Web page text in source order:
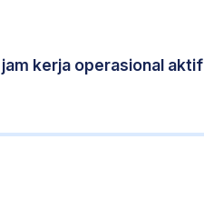
kerja operasional aktif